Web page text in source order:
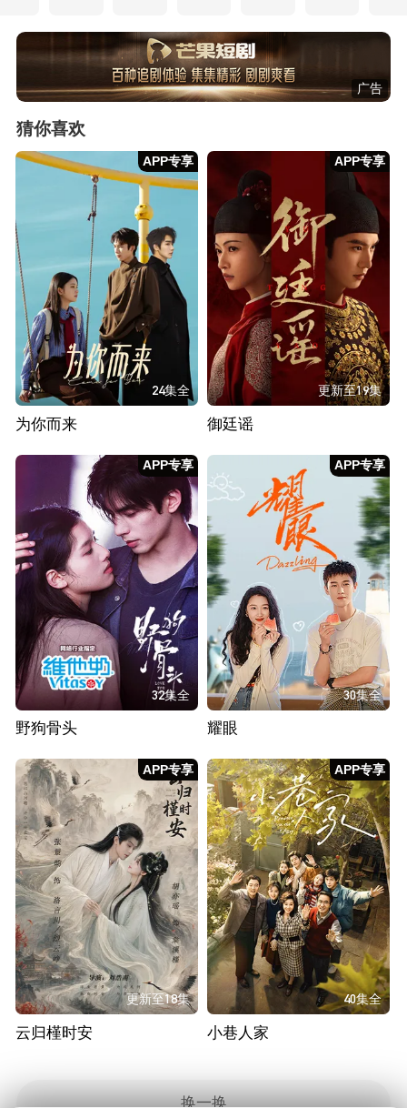
广告
猜你喜欢
APP专享
24集全
为你而来
APP专享
更新至19集
御廷谣
APP专享
32集全
野狗骨头
APP专享
30集全
耀眼
APP专享
更新至18集
云归槿时安
APP专享
40集全
小巷人家
换一换